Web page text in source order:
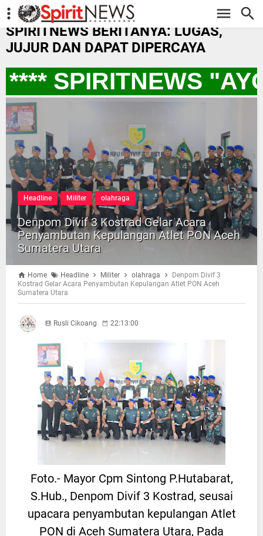
-->
SPIRITNEWS BERITANYA: LUGAS,
JUJUR DAN DAPAT DIPERCAYA
SPIRITNEWS "AYO
Headline Militer olahraga
Denpom Divif 3 Kostrad Gelar Acara
Penyambutan Kepulangan Atlet PON Aceh
Sumatera Utara
Home Headline Militer olahraga
Denpom Divif 3
Kostrad Gelar Acara Penyambutan Kepulangan Atlet PON Aceh
Sumatera Utara
Rusli Cikoang 22:13:00
Foto.- Mayor Cpm Sintong P.Hutabarat,
S.Hub., Denpom Divif 3 Kostrad, seusai
upacara penyambutan kepulangan Atlet
PON di Aceh Sumatera Utara, Pada